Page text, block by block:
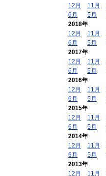
12月
11月
6月
5月
2018年
12月
11月
6月
5月
2017年
12月
11月
6月
5月
2016年
12月
11月
6月
5月
2015年
12月
11月
6月
5月
2014年
12月
11月
6月
5月
2013年
12月
11月